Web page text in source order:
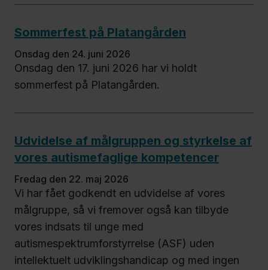
Job og
uddannelse
Om
Sommerfest på Platangården
onsdag den 24. juni 2026
Onsdag den 17. juni 2026 har vi holdt
sommerfest på Platangården.
Udvidelse af målgruppen og styrkelse af
vores autismefaglige kompetencer
fredag den 22. maj 2026
Vi har fået godkendt en udvidelse af vores
målgruppe, så vi fremover også kan tilbyde
vores indsats til unge med
autismespektrumforstyrrelse (ASF) uden
intellektuelt udviklingshandicap og med ingen